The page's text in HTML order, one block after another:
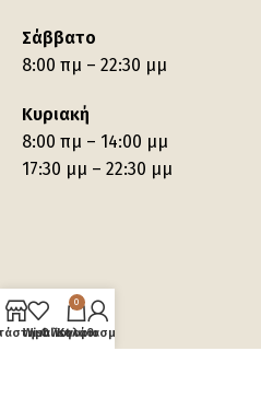
Σάββατο
8:00 πμ – 22:30 μμ
Κυριακή
8:00 πμ – 14:00 μμ
17:30 μμ – 22:30 μμ
Wishlist
0
Καλάθι
Ο λογαριασμός μου